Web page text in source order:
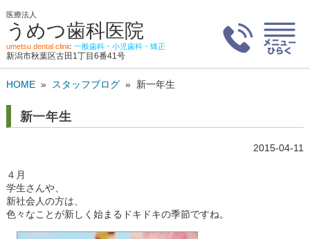
医療法人
うめつ歯科医院
umetsu dental clinic 一般歯科・小児歯科・矯正
新潟市秋葉区古田1丁目6番41号
HOME» スタッフブログ» 新一年生
新一年生
2015-04-11
４月
学生さんや、
新社会人の方は、
色々なことが新しく始まるドキドキの季節ですね。